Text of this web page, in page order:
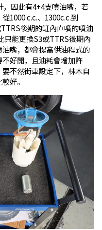
因此有4+4支噴油嘴，若
1000 c.c.、1300c.c.到
後期的缸內直噴的噴油
只能更換S3或TTRS後期內
嘴，都會提高供油程式的
好開，且油耗會增加許
不然街車設定下，林木自
好。